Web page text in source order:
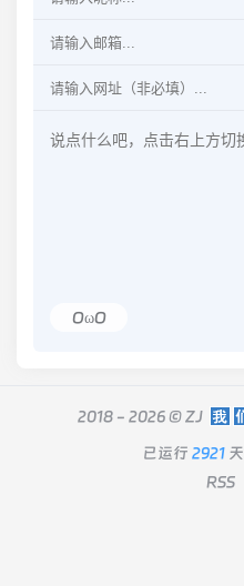
OωO
2018 - 2026 ©ZJ
已运行 2921天
RSS